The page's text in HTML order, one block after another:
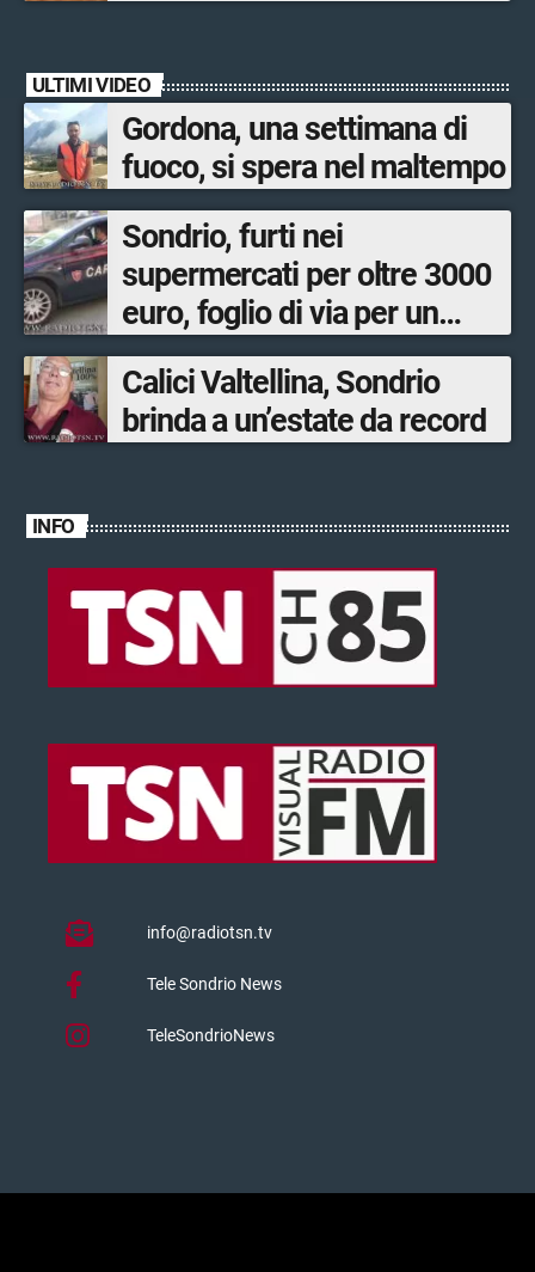
ULTIMI VIDEO
Gordona, una settimana di
fuoco, si spera nel maltempo
Sondrio, furti nei
supermercati per oltre 3000
euro, foglio di via per un
ventinovenne
Calici Valtellina, Sondrio
brinda a un’estate da record
INFO
info@radiotsn.tv
Tele Sondrio News
TeleSondrioNews